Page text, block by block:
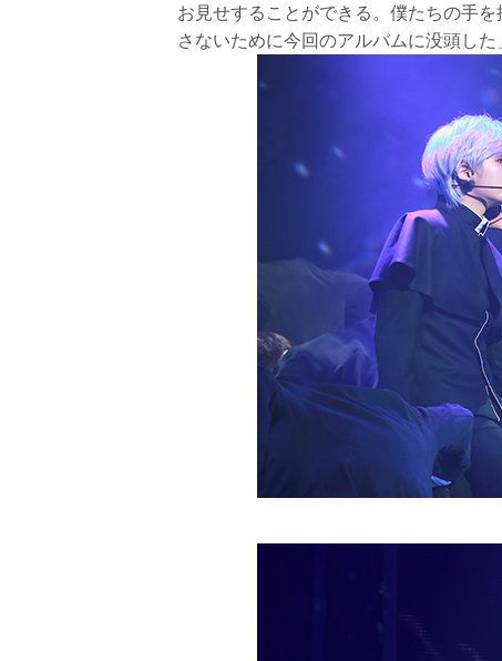
お見せすることができる。僕たちの手
さないために今回のアルバムに没頭し